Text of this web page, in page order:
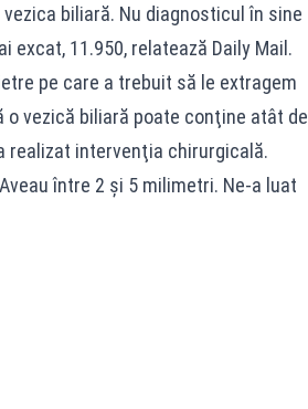
biliară. Nu diagnosticul în sine
11.950, relatează Daily Mail.
pe care a trebuit să le extragem
vezică biliară poate conţine atât de
realizat intervenţia chirurgicală.
între 2 şi 5 milimetri. Ne-a luat